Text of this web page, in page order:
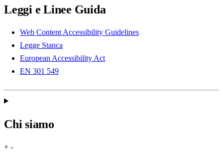
Leggi e Linee Guida
Web Content Accessibility Guidelines
Legge Stanca
European Accessibility Act
EN 301 549
Chi siamo
+ -